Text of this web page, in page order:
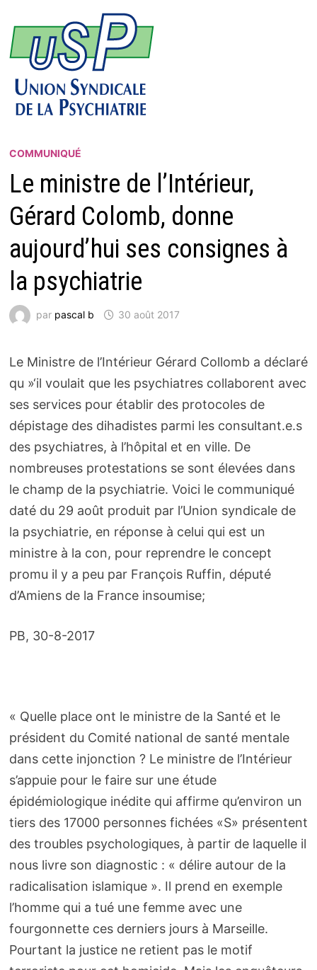
COMMUNIQUÉ
Le ministre de l’Intérieur,
Gérard Colomb, donne
aujourd’hui ses consignes à
la psychiatrie
par pascal b 30 août 2017
Le Ministre de l’Intérieur Gérard Collomb a déclaré
qu »‘il voulait que les psychiatres collaborent avec
ses services pour établir des protocoles de
dépistage des dihadistes parmi les consultant.e.s
des psychiatres, à l’hôpital et en ville. De
nombreuses protestations se sont élevées dans
le champ de la psychiatrie. Voici le communiqué
daté du 29 août produit par l’Union syndicale de
la psychiatrie, en réponse à celui qui est un
ministre à la con, pour reprendre le concept
promu il y a peu par François Ruffin, député
d’Amiens de la France insoumise;
PB, 30-8-2017
« Quelle place ont le ministre de la Santé et le
président du Comité national de santé mentale
dans cette injonction ? Le ministre de l’Intérieur
s’appuie pour le faire sur une étude
épidémiologique inédite qui affirme qu’environ un
tiers des 17000 personnes fichées «S» présentent
des troubles psychologiques, à partir de laquelle il
nous livre son diagnostic : « délire autour de la
radicalisation islamique ». Il prend en exemple
l’homme qui a tué une femme avec une
fourgonnette ces derniers jours à Marseille.
Pourtant la justice ne retient pas le motif